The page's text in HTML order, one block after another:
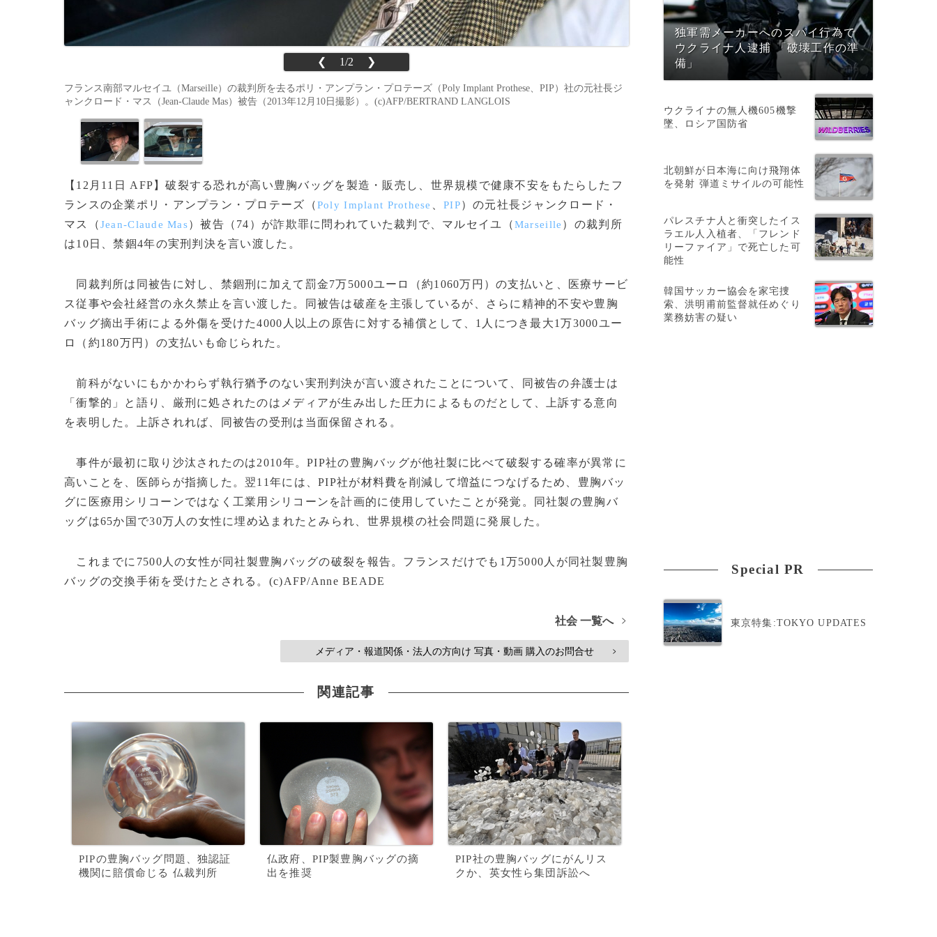
❮ 1/2 ❯
フランス南部マルセイユ（Marseille）の裁判所を去るポリ・アンプラン・プロテーズ（Poly Implant Prothese、PIP）社の元社長ジ
ャンクロード・マス（Jean-Claude Mas）被告（2013年12月10日撮影）。(c)AFP/BERTRAND LANGLOIS
【12月11日 AFP】破裂する恐れが高い豊胸バッグを製造・販売し、世界規模で健康不安をもたらしたフ
ランスの企業ポリ・アンプラン・プロテーズ（Poly Implant Prothese 、PIP）の元社長ジャンクロード・
マス（Jean-Claude Mas）被告（74）が詐欺罪に問われていた裁判で、マルセイユ（Marseille ）の裁判所
は10日、禁錮4年の実刑判決を言い渡した。
同裁判所は同被告に対し、禁錮刑に加えて罰金7万5000ユーロ（約1060万円）の支払いと、医療サービ
ス従事や会社経営の永久禁止を言い渡した。同被告は破産を主張しているが、さらに精神的不安や豊胸
バッグ摘出手術による外傷を受けた4000人以上の原告に対する補償として、1人につき最大1万3000ユー
ロ（約180万円）の支払いも命じられた。
前科がないにもかかわらず執行猶予のない実刑判決が言い渡されたことについて、同被告の弁護士は
「衝撃的」と語り、厳刑に処されたのはメディアが生み出した圧力によるものだとして、上訴する意向
を表明した。上訴されれば、同被告の受刑は当面保留される。
事件が最初に取り沙汰されたのは2010年。PIP社の豊胸バッグが他社製に比べて破裂する確率が異常に
高いことを、医師らが指摘した。翌11年には、PIP社が材料費を削減して増益につなげるため、豊胸バッ
グに医療用シリコーンではなく工業用シリコーンを計画的に使用していたことが発覚。同社製の豊胸バ
ッグは65か国で30万人の女性に埋め込まれたとみられ、世界規模の社会問題に発展した。
これまでに7500人の女性が同社製豊胸バッグの破裂を報告。フランスだけでも1万5000人が同社製豊胸
バッグの交換手術を受けたとされる。(c)AFP/Anne BEADE
社会 一覧へ >
メディア・報道関係・法人の方向け 写真・動画 購入のお問合せ >
関連記事
PIPの豊胸バッグ問題、独認証
機関に賠償命じる 仏裁判所
仏政府、PIP製豊胸バッグの摘
出を推奨
PIP社の豊胸バッグにがんリス
クか、英女性ら集団訴訟へ
独軍需メーカーへのスパイ行為で
ウクライナ人逮捕 「破壊工作の準
備」
ウクライナの無人機605機撃
墜、ロシア国防省
北朝鮮が日本海に向け飛翔体
を発射 弾道ミサイルの可能性
パレスチナ人と衝突したイス
ラエル人入植者、「フレンド
リーファイア」で死亡した可
能性
韓国サッカー協会を家宅捜
索、洪明甫前監督就任めぐり
業務妨害の疑い
Special PR
東京特集:TOKYO UPDATES